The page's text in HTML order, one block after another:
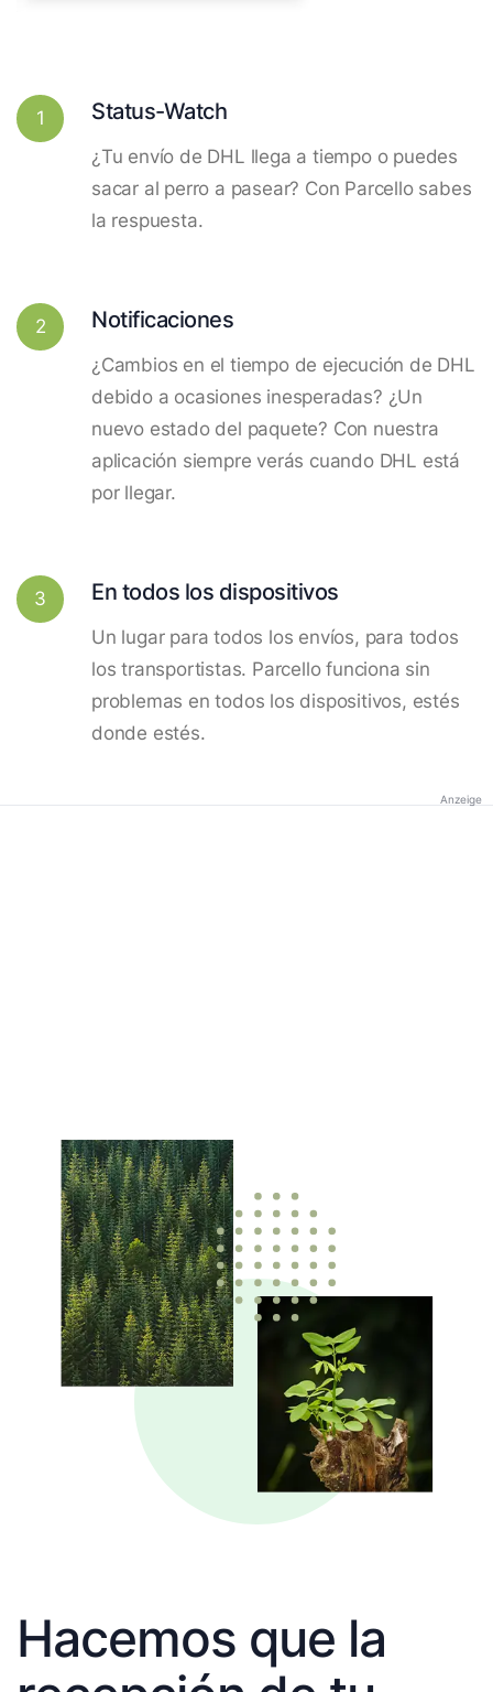
1 Status-Watch
¿Tu envío de DHL llega a tiempo o puedes
sacar al perro a pasear? Con Parcello sabes
la respuesta.
2 Notificaciones
¿Cambios en el tiempo de ejecución de DHL
debido a ocasiones inesperadas? ¿Un
nuevo estado del paquete? Con nuestra
aplicación siempre verás cuando DHL está
por llegar.
3 En todos los dispositivos
Un lugar para todos los envíos, para todos
los transportistas. Parcello funciona sin
problemas en todos los dispositivos, estés
donde estés.
Anzeige
Hacemos que la